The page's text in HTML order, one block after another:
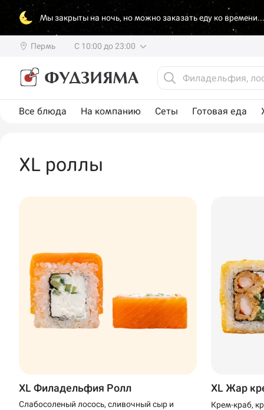
Мы закрыты на ночь, но можно заказать еду ко времени...
Пермь С 10:00 до 23:00
Все блюда На компанию Сеты Готовая еда
XL роллы
XL Филадельфия Ролл
Слабосоленый лосось, сливочный сыр и
XL Жар
Крем-краб,